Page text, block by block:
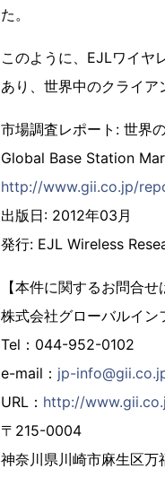
た。
このように、EJLワイヤ
あり、世界中のクライア
市場調査レポート: 世界
Global Base Station
http://www.gii.co.jp/
出版日: 2012年03月
発行: EJL Wireless
【本件に関するお問合せ
株式会社グローバルイン
Tel：044-952-0102
e-mail： jp-
URL： http://
〒215-0004
神奈川県川崎市麻生区